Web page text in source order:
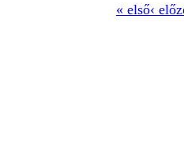
« első‹